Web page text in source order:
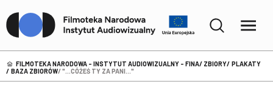
FILMOTEKA NARODOWA – INSTYTUT AUDIOWIZUALNY - FINA ZBIORY PLAKATY
BAZA ZBIORÓW "...CÓŻEŚ TY ZA PANI..."